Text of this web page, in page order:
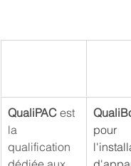
QualiPAC est
la
qualification
pour